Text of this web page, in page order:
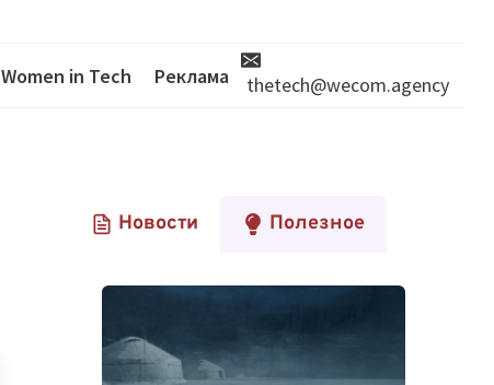
Women in Tech Реклама thetech@wecom.agency
Новости Полезное